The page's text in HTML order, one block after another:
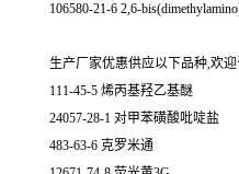
106580-21-6 2,6-
生产厂家优惠供应以下品种,欢
111-45-5 烯丙基羟乙基醚
24057-28-1 对甲苯磺酸吡啶盐
483-63-6 克罗米通